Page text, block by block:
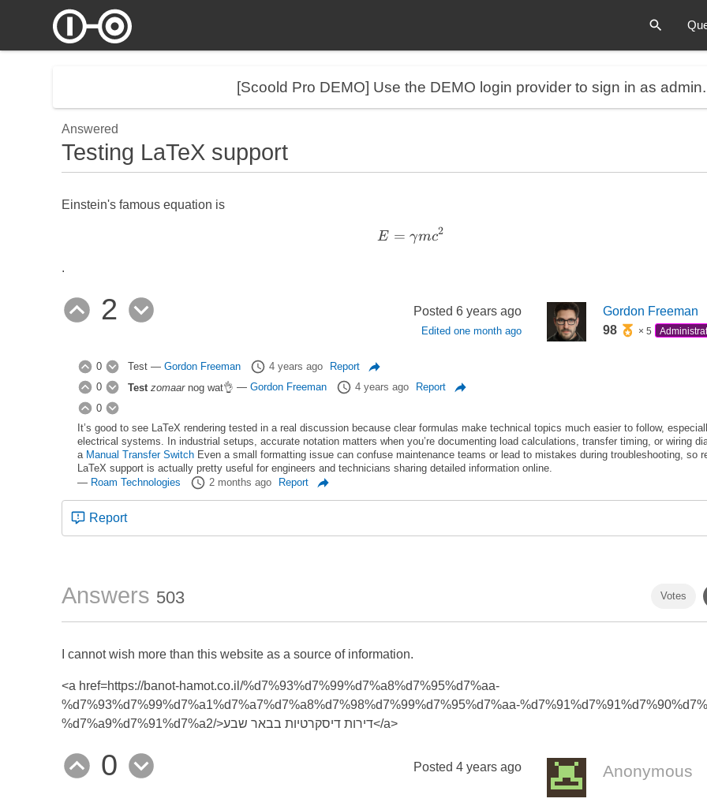
[Scoold Pro DEMO] Use the DEMO login provider to sign in as admin.
Answered
Testing LaTeX support
Einstein's famous equation is
E = \gamma m c^2
E = γmc2
.
2 Posted 6 years ago
Edited one month ago
Gordon Freeman
98
× 5
0 Test —Gordon Freeman 4 years ago
Report
0
Test zomaarnog wat👌 —Gordon Freeman 4 years ago
Report
0
It’s good to see LaTeX rendering tested in a real discussion because clear formulas make technical topics much easier to follow,
electrical systems. In industrial setups, accurate notation matters when you’re documenting load calculations, transfer timing, or wiring
a Manual Transfer Switch Even a small formatting issue can confuse maintenance teams or lead to mistakes during troubleshooting, so
LaTeX support is actually pretty useful for engineers and technicians sharing detailed information online.
— Roam Technologies 2 months ago Report
Report
Votes
Answers 503
I cannot wish more than this website as a source of information.
<a href=https://banot-hamot.co.il/%d7%93%d7%99%d7%a8%d7%95%d7%aa-
%d7%93%d7%99%d7%a1%d7%a7%d7%a8%d7%98%d7%99%d7%95%d7%aa-
%d7%a9%d7%91%d7%a2/>דירות דיסקרטיות בבאר שבע</a>
0 Posted 4 years ago Anonymous